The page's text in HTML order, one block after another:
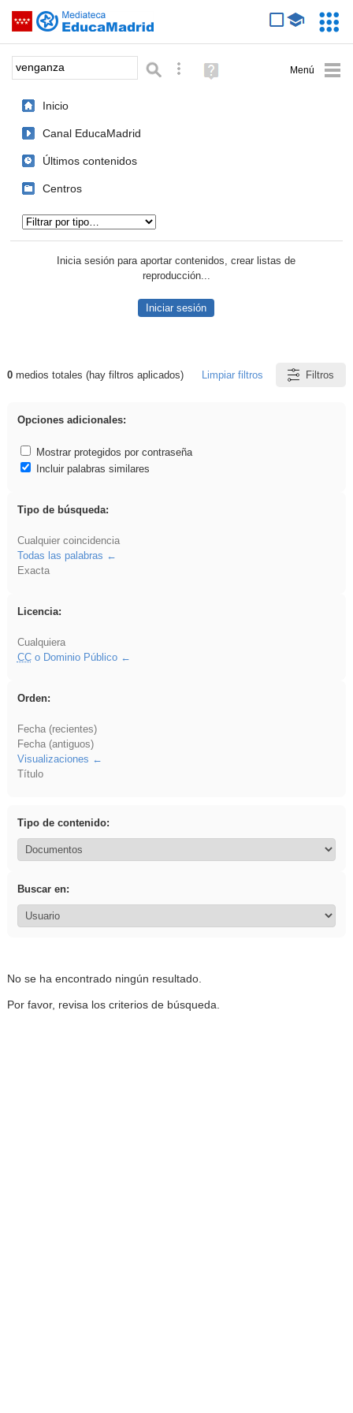
Saltar navegación
Palabra o frase: Búsqueda avanzada
Ayuda
(en
Inicio
Canal EducaMadrid
Últimos contenidos
Centros
Inicia sesión para aportar contenidos, crear listas de
reproducción...
Iniciar sesión
Resultados de: venganza
0medios totales (hay filtros aplicados) Limpiar filtros Filtros
Opciones adicionales:
Mostrar protegidos por contraseña
Incluir palabras similares
Tipo de búsqueda:
Cualquier coincidencia
Todas las palabras
Exacta
Licencia:
Cualquiera
CCo Dominio Público
Orden:
Fecha (recientes)
Fecha (antiguos)
Visualizaciones
Título
Tipo de contenido:
Buscar en:
No se ha encontrado ningún resultado.
Por favor, revisa los criterios de búsqueda.